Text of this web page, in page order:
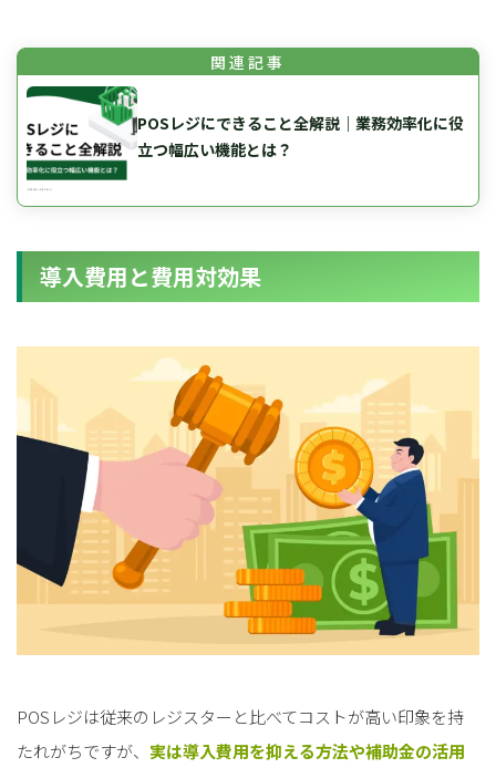
POSレジにできること全解説｜業務効率化に役
立つ幅広い機能とは？
導入費用と費用対効果
POSレジは従来のレジスターと比べてコストが高い印象を持
たれがちですが、 実は導入費用を抑える方法や補助金の活用
資料ダウンロードの一覧へ
forReuse中古買取業者向けサービス
お問い合わせフォームへ
forReuse中古買取業者向けサービス